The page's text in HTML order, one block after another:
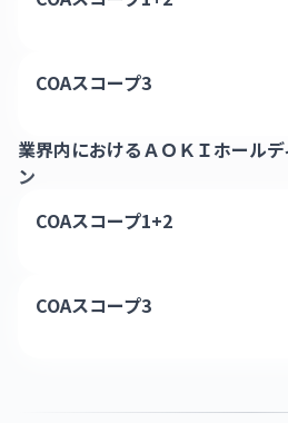
COAスコープ3
業界内におけるＡＯＫＩホール
ン
COAスコープ1+2
COAスコープ3